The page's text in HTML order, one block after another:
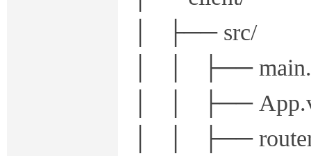
│ ├── src/
│ │ ├──
│ │ ├──
│ │ ├──